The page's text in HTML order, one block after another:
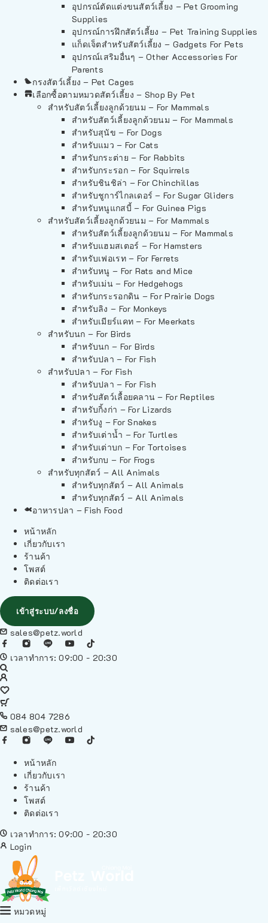
อุปกรณ์ตัดแต่งขนสัตว์เลี้ยง – Pet Grooming
Supplies
อุปกรณ์การฝึกสัตว์เลี้ยง – Pet Training Supplies
แก็ดเจ็ตสำหรับสัตว์เลี้ยง – Gadgets For Pets
อุปกรณ์เสริมอื่นๆ – Other Accessories For
Parents
กรงสัตว์เลี้ยง – Pet Cages
เลือกซื้อตามหมวดสัตว์เลี้ยง – Shop By Pet
สำหรับสัตว์เลี้ยงลูกด้วยนม – For Mammals
สำหรับสัตว์เลี้ยงลูกด้วยนม – For Mammals
สำหรับสุนัข – For Dogs
สำหรับแมว – For Cats
สำหรับกระต่าย – For Rabbits
สำหรับกระรอก – For Squirrels
สำหรับชินชิล่า – For Chinchillas
สำหรับชูการ์ไกลเดอร์ – For Sugar Gliders
สำหรับหนูแกสบี้ – For Guinea Pigs
สำหรับสัตว์เลี้ยงลูกด้วยนม – For Mammals
สำหรับสัตว์เลี้ยงลูกด้วยนม – For Mammals
สำหรับแฮมสเตอร์ – For Hamsters
สำหรับเฟอเรท – For Ferrets
สำหรับหนู – For Rats and Mice
สำหรับเม่น – For Hedgehogs
สำหรับกระรอกดิน – For Prairie Dogs
สำหรับลิง – For Monkeys
สำหรับเมียร์แคท – For Meerkats
สำหรับนก – For Birds
สำหรับนก – For Birds
สำหรับปลา – For Fish
สำหรับปลา – For Fish
สำหรับปลา – For Fish
สำหรับสัตว์เลื้อยคลาน – For Reptiles
สำหรับกิ้งก่า – For Lizards
สำหรับงู – For Snakes
สำหรับเต่าน้ำ – For Turtles
สำหรับเต่าบก – For Tortoises
สำหรับกบ – For Frogs
สำหรับทุกสัตว์ – All Animals
สำหรับทุกสัตว์ – All Animals
สำหรับทุกสัตว์ – All Animals
อาหารปลา – Fish Food
หน้าหลัก
เกี่ยวกับเรา
ร้านค้า
โพสต์
ติดต่อเรา
เข้าสู่ระบบ/ลงชื่อ
sales@petz.world
เวลาทำการ: 09:00 - 20:30
084 804 7286
sales@petz.world
หน้าหลัก
เกี่ยวกับเรา
ร้านค้า
โพสต์
ติดต่อเรา
เวลาทำการ: 09:00 - 20:30
Login
หมวดหมู่